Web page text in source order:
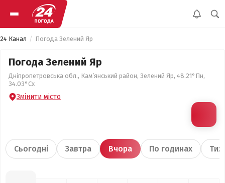
24 Канал Погода Зелений Яр
Погода Зелений Яр
Дніпропетровська обл., Кам’янський район, Зелений Яр, 48.21°Пн,
34.03°Сх
Змінити місто
Сьогодні Завтра Вчора По годинах